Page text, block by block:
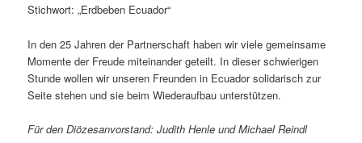
Stichwort: „Erdbeben Ecuador“
In den 25 Jahren der Partnerschaft haben wir viele gemeinsame
Momente der Freude miteinander geteilt. In dieser schwierigen
Stunde wollen wir unseren Freunden in Ecuador solidarisch zur
Seite stehen und sie beim Wiederaufbau unterstützen.
Für den Diözesanvorstand: Judith Henle und Michael Reindl